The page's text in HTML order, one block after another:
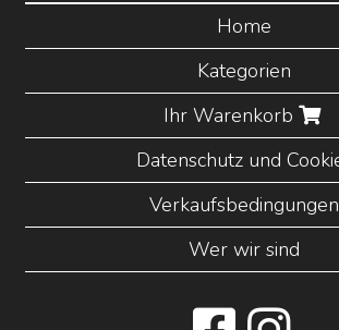
Home
Kategorien
Ihr Warenkorb
Datenschutz und
Verkaufsbedingungen
Wer wir sind